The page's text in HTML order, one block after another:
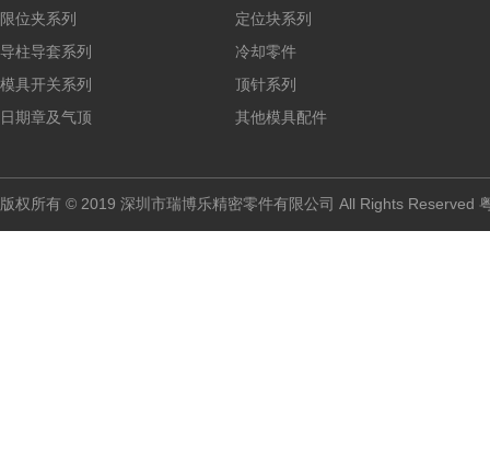
限位夹系列
定位块系列
导柱导套系列
冷却零件
模具开关系列
顶针系列
日期章及气顶
其他模具配件
版权所有 © 2019 深圳市瑞博乐精密零件有限公司 All Rights Reserved